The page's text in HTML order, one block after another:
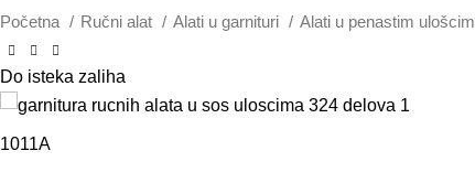
Početna Ručni alat Alati u garnituri Alati u penastim
Do isteka zaliha
1011A